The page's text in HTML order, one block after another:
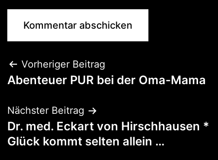
Vorheriger Beitrag
Abenteuer PUR bei der Oma-Mama
Nächster Beitrag
Dr. med. Eckart von Hirschhausen *
Glück kommt selten allein …